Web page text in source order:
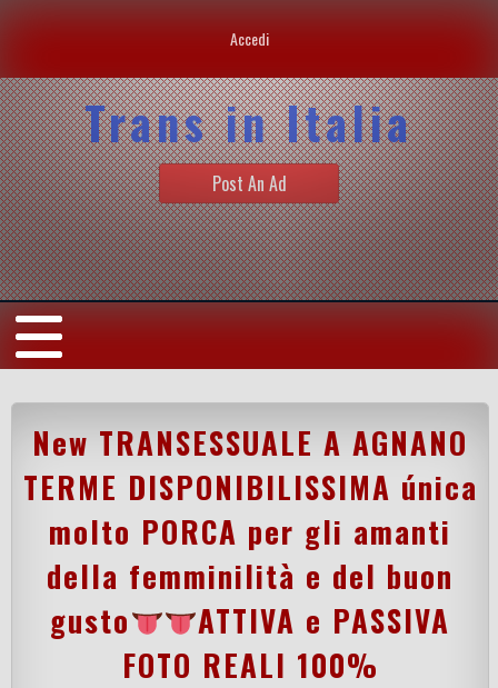
Accedi
Trans in Italia
Post An Ad
New TRANSESSUALE A AGNANO
TERME DISPONIBILISSIMA única
molto PORCA per gli amanti
della femminilità e del buon
gusto
ATTIVA e PASSIVA
FOTO REALI 100%